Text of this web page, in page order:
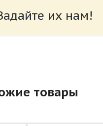
их нам!
товары